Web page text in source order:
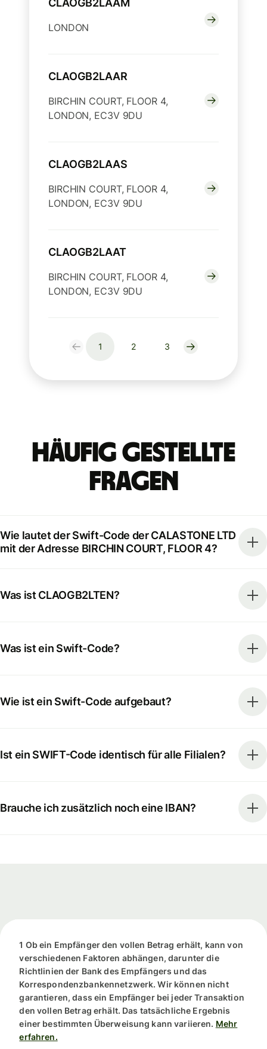
CLAOGB2LAAM
LONDON
CLAOGB2LAAR
BIRCHIN COURT, FLOOR 4,
LONDON, EC3V 9DU
CLAOGB2LAAS
BIRCHIN COURT, FLOOR 4,
LONDON, EC3V 9DU
CLAOGB2LAAT
BIRCHIN COURT, FLOOR 4,
LONDON, EC3V 9DU
1 2 3
Häufig gestellte
Fragen
Wie lautet der Swift-Code der CALASTONE LTD
mit der Adresse BIRCHIN COURT, FLOOR 4?
Was ist CLAOGB2LTEN?
Was ist ein Swift-Code?
Wie ist ein Swift-Code aufgebaut?
Ist ein SWIFT-Code identisch für alle Filialen?
Brauche ich zusätzlich noch eine IBAN?
1 Ob ein Empfänger den vollen Betrag erhält, kann von
verschiedenen Faktoren abhängen, darunter die
Richtlinien der Bank des Empfängers und das
Korrespondenzbankennetzwerk. Wir können nicht
garantieren, dass ein Empfänger bei jeder Transaktion
den vollen Betrag erhält. Das tatsächliche Ergebnis
einer bestimmten Überweisung kann variieren. Mehr
erfahren.